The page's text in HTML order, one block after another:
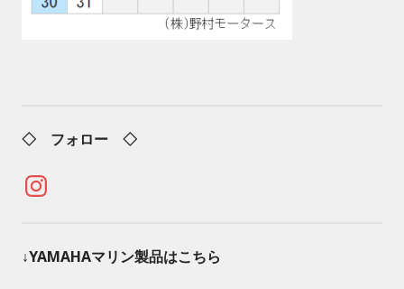
◇ フォロー ◇
Instagram
↓YAMAHAマリン製品はこちら